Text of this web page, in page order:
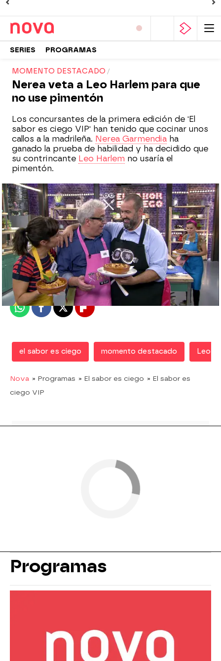
SERIES PROGRAMAS
MOMENTO DESTACADO
Nerea veta a Leo Harlem para que
no use pimentón
Los concursantes de la primera edición de 'El
sabor es ciego VIP' han tenido que cocinar unos
callos a la madrileña. Nerea Garmendia ha
ganado la prueba de habilidad y ha decidido que
su contrincante Leo Harlem no usaría el
pimentón.
Nova
Madrid
Publicado:02 de marzo de 2019, 12:49
WhatsappFacebook
X Flipboard
el sabor es ciego momento destacado Leo
Nova » Programas » El sabor es ciego » El sabor es
ciego VIP
Programas